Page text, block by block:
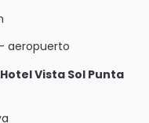
aeropuerto
Hotel Vista Sol Punta